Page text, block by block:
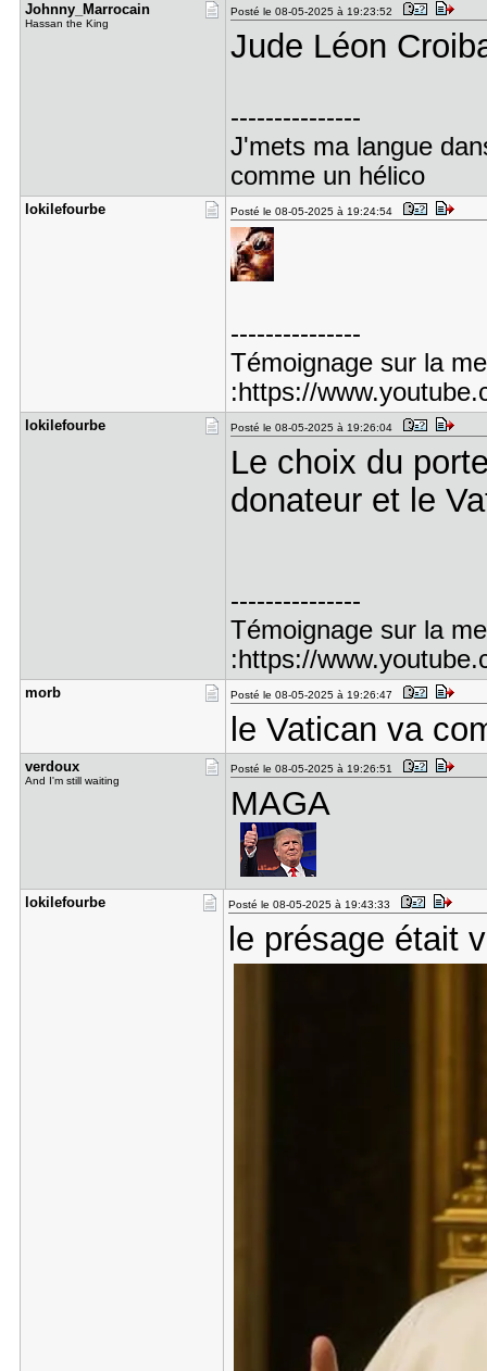
Johnny_Mar​rocain
Hassan the King
Posté le 08-05-2025 à 19:23:52
Jude Léon
---------------
J'mets ma langue
comme un hélico
lokilefour​be Posté le 08-05-2025 à 19:24:54
---------------
Témoignage sur la
:https://
lokilefour​be Posté le 08-05-2025 à 19:26:04
Le choix du
donateur et le
---------------
Témoignage sur la
:https://
morb Posté le 08-05-2025 à 19:26:47
le Vatican va
verdoux
And I'm still waiting
Posté le 08-05-2025 à 19:26:51
MAGA
lokilefour​be Posté le 08-05-2025 à 19:43:33
le présage était